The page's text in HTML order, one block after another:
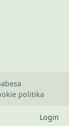
politika
Login